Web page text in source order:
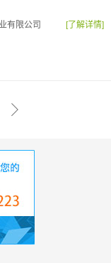
有限公司
[了解详情]